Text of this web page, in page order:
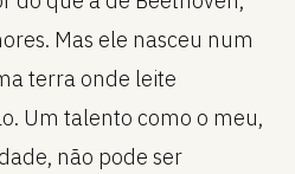
Mas ele nasceu num
terra onde leite
Um talento como o meu,
não pode ser